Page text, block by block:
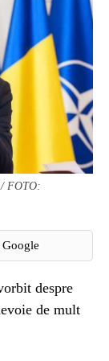
/ FOTO:
despre
de mult